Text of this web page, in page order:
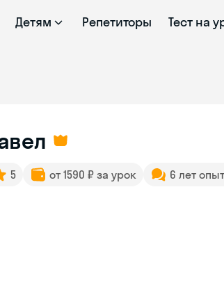
Детям Репетиторы Тест на
5 от 1590 ₽ за урок 6 лет